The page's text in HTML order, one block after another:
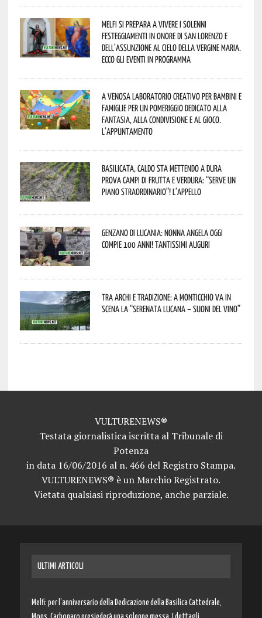
Melfi si prepara a vivere i solenni
festeggiamenti in onore di San Lorenzo e
dell’assunzione al cielo della Vergine Maria.
Ecco gli eventi in programma
A Venosa laboratorio creativo per bambini e
famiglie per un pomeriggio dedicato alla
fantasia, alla condivisione e al gioco.
L’appuntamento
Basilicata, caldo sta mettendo a dura
prova campi di frutta e verdura: “Serve un
piano straordinario”! L’appello
Genzano di Lucania: nonna Angela oggi
compie 100 anni! Tantissimi auguri
Tra archi e tradizione: a Monticchio va in
scena la “Serenata lucana – suoni del vino”
VULTURENEWS®
Testata giornalistica iscritta al Tribunale di
Potenza
in data 16/06/2016 al n. 466 del Registro Stampa.
VULTURENEWS® è un Marchio Registrato.
Vietata qualsiasi riproduzione, anche parziale.
ULTIMI ARTICOLI
Melfi: per l’anniversario della Dedicazione della Basilica Cattedrale,